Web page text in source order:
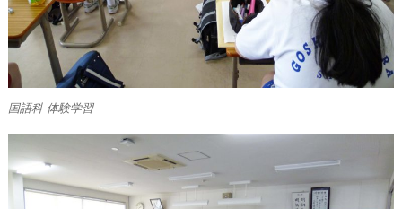
国語科 体験学習